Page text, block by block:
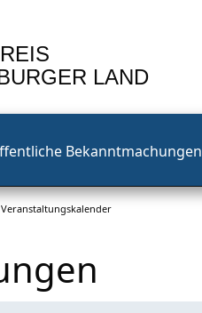
LAND
Bekanntmachungen
Veranstaltungskalender